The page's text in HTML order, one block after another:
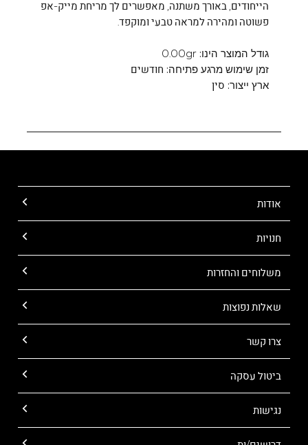
הייחודים, באורך משתנה, מאפשרים לך מריחת מייק-אפ
פשוטה ומהירה למראה טבעי ומוקפד.
גודל המוצר הינו:0.00gr
זמן שימוש מרגע פתיחה: חודשים
ארץ ייצור: סין
אודות
חנויות
משלוחים והחזרות
שאלות נפוצות
צרו קשר
ביטול עסקה
נגישות